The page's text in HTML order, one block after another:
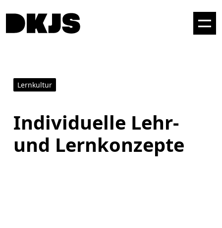
Lernkultur
Individuelle Lehr-
und Lernkonzepte